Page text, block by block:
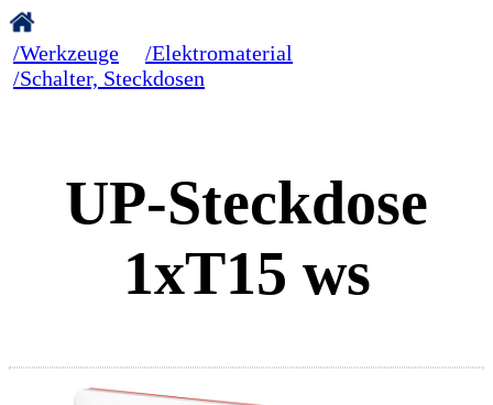
/Werkzeuge
/Elektromaterial
/Schalter, Steckdosen
UP-Steckdose
1xT15 ws